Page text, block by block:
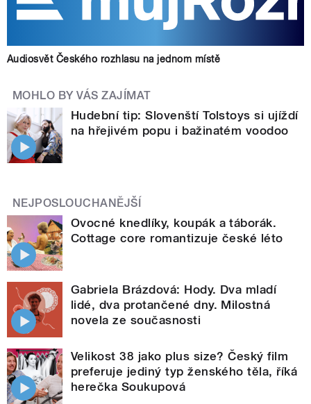
Audiosvět Českého rozhlasu na jednom místě
MOHLO BY VÁS ZAJÍMAT
Hudební tip: Slovenští Tolstoys si ujíždí
na hřejivém popu i bažinatém voodoo
NEJPOSLOUCHANĚJŠÍ
Ovocné knedlíky, koupák a táborák.
Cottage core romantizuje české léto
Gabriela Brázdová: Hody. Dva mladí
lidé, dva protančené dny. Milostná
novela ze současnosti
Velikost 38 jako plus size? Český film
preferuje jediný typ ženského těla, říká
herečka Soukupová